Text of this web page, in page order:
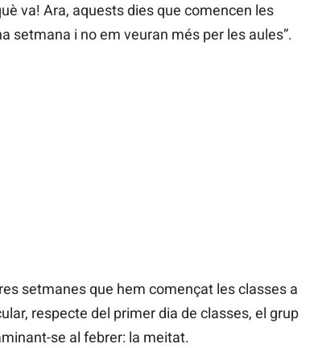
va! Ara, aquests dies que comencen les
setmana i no em veuran més per les aules”.
setmanes que hem començat les classes a
respecte del primer dia de classes, el grup
se al febrer: la meitat.